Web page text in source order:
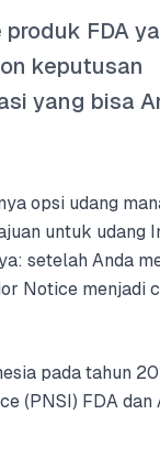
FDA
keputusan
yang bisa
opsi udang
untuk udang
setelah Anda
Notice menjadi
pada tahun
(PNSI) FDA dan